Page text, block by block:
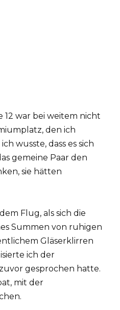
12 war bei weitem nicht
den ich
wusste, dass es sich
gemeine Paar den
sie hätten
Flug, als sich die
Summen von ruhigen
Gläserklirren
ich der
gesprochen hatte.
mit der